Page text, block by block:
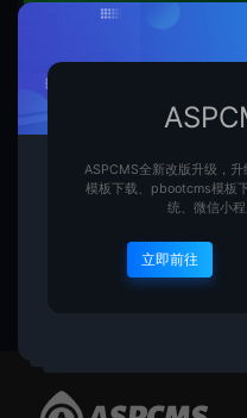
Pbootcms响应式外贸生活用品
yuanmeng
ASPCMS全新改版升级，
模板下载、pbootcms模板
统、微信小
立即前往